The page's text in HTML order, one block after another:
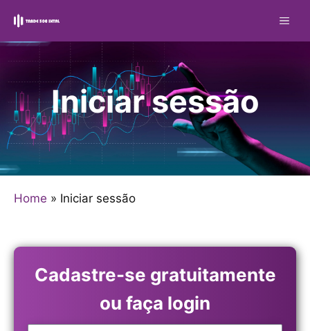
para
o
conteúdo
Iniciar sessão
Home » Iniciar sessão
Cadastre-se gratuitamente
ou faça login